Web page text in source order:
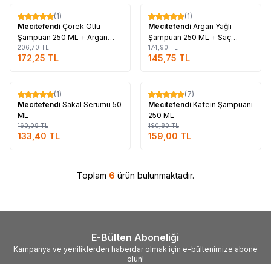
%17
(1)
Mecitefendi Çörek Otlu
Şampuan 250 ML + Argan
Yağlı Saç Maskesi 150 ML
206,70TL
172,25 TL
%17
(1)
Mecitefendi Argan Yağlı
Şampuan 250 ML + Saç
Maskesi 150 ML
174,90TL
145,75 TL
%17
(1)
Mecitefendi Sakal Serumu 50
ML
160,08TL
133,40 TL
%17
(7)
Mecitefendi Kafein Şampuanı
250 ML
190,80TL
159,00 TL
Toplam 6 ürün bulunmaktadır.
E-Bülten Aboneliği
Kampanya ve yeniliklerden haberdar olmak için e-bültenimize abone
olun!